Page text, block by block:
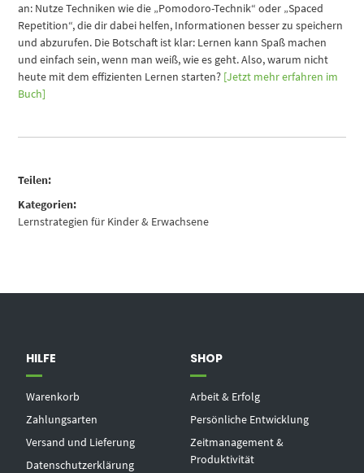
an: Nutze Techniken wie die „Pomodoro-Technik“ oder „Spaced
Repetition“, die dir dabei helfen, Informationen besser zu speichern
und abzurufen. Die Botschaft ist klar: Lernen kann Spaß machen
und einfach sein, wenn man weiß, wie es geht. Also, warum nicht
heute mit dem effizienten Lernen starten? [Jetzt mehr erfahren im
Buch]
Teilen:
Kategorien:
Lernstrategien für Kinder & Erwachsene
HILFE
Warenkorb
Zahlungsarten
Versand und Lieferung
Datenschutzerklärung
SHOP
Arbeit & Erfolg
Persönliche Entwicklung
Zeitmanagement &
Produktivität